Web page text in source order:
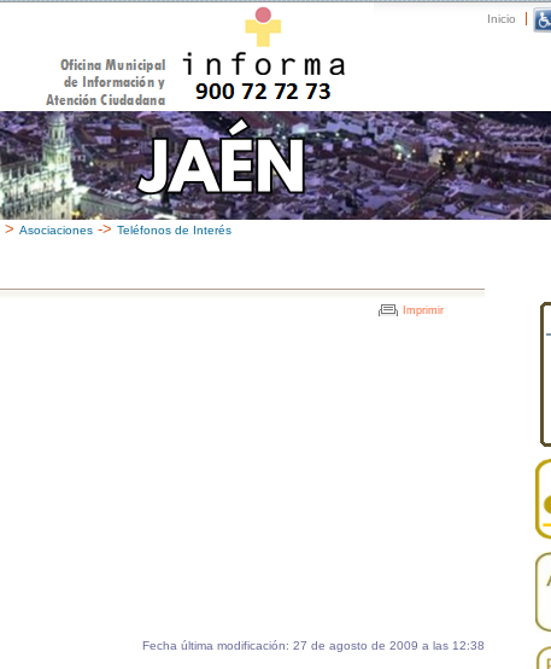
Inicio
> Asociaciones -> Teléfonos de Interés
Imprimir
Fecha última modificación: 27 de agosto de 2009 a las 12:38